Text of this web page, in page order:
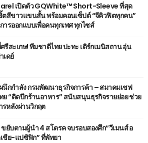
เปิดตัว GQWhite™ Short-Sleeve ที่สุด
ตสีขาวแขนสั้น พร้อมคอนเซ็ปต์ “จีคิวฟิตทุกคน”
ารออกแบบเพื่อคนทุกเพศ ทุกไซส์
รีสะเกษ! ทีมชาติไทย ปะทะ เติร์กเมนิสถาน อุ่น
เดย์
นึกกำลัง กรมพัฒนาธุรกิจการค้า – สมาคมเชฟ
ย “ติดปีกร้านอาหาร” สนับสนุนธุรกิจรายย่อย ช่วย
หลังผ่านวิกฤต
ขยับตามผู้นำ 4 สโตรค จบรอบสองศึก“วีเมนส์ อ
เชีย-แปซิฟิก” ที่พัทยา